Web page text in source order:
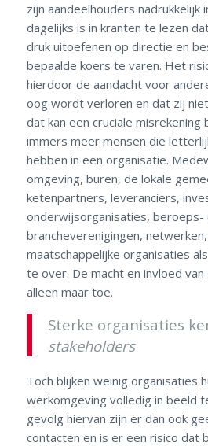
zijn aandeelhouders nadrukkelijk
dagelijks is in kranten te lezen
druk uitoefenen op directie en
bepaalde koers te varen. Het
hierdoor de aandacht voor
oog wordt verloren en dat zij
dat kan een cruciale misrekening
immers meer mensen die
hebben in een organisatie.
omgeving, buren, de lokale
ketenpartners, leveranciers,
onderwijsorganisaties, beroeps-
brancheverenigingen,
maatschappelijke organisaties
te over. De macht en invloed van
alleen maar toe.
Sterke organisaties
stakeholders
Toch blijken weinig organisaties
werkomgeving volledig in beeld
gevolg hiervan zijn er dan ook
contacten en is er een risico dat